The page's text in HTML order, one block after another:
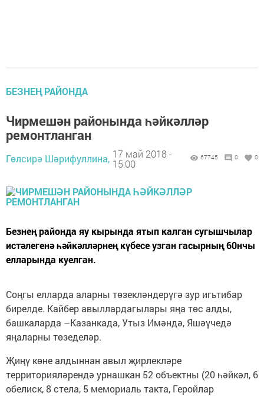
БЕЗНЕҢ РАЙОНДА
Чирмешән районында һәйкәлләр
ремонтланган
Гөлсирә Шәрифуллина, 17 май 2018 -
15:00
67745 0 0
Безнең районда яу кырында ятып калган сугышчылар
истәлегенә һәйкәлләрнең күбесе узган гасырның 60нчы
елларында куелган.
Соңгы елларда аларны төзекләндерүгә зур игьтибар
бирелде. Кайбер авыллардагылары яңа төс алды,
башкаларда –Казанкада, Утыз Имәндә, Яшәүчедә
яңаларны төзеделәр.
Җиңү көне алдыннан авыл җирлекләре
территорияләрендә урнашкан 52 объектны (20 һәйкәл, 6
обелиск, 8 стела, 5 мемориаль такта, Геройлар